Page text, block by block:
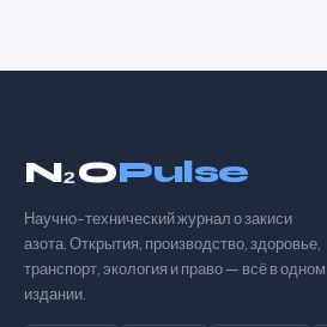
N₂OPulse
Научно-технический журнал о закиси
азота. Открытия, производство, здоровье,
транспорт, экология и право — всё в одном
издании.